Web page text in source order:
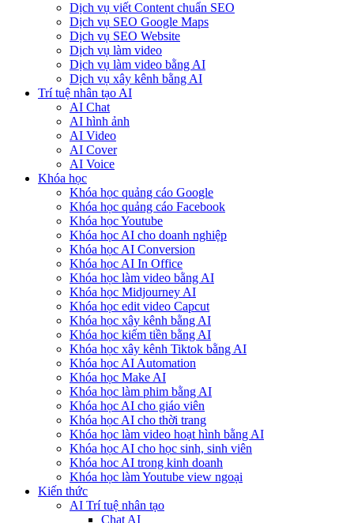
Dịch vụ viết Content chuẩn SEO
Dịch vụ SEO Google Maps
Dịch vụ SEO Website
Dịch vụ làm video
Dịch vụ làm video bằng AI
Dịch vụ xây kênh bằng AI
Trí tuệ nhân tạo AI
AI Chat
AI hình ảnh
AI Video
AI Cover
AI Voice
Khóa học
Khóa học quảng cáo Google
Khóa học quảng cáo Facebook
Khóa học Youtube
Khóa học AI cho doanh nghiệp
Khóa học AI Conversion
Khóa học AI In Office
Khóa học làm video bằng AI
Khóa học Midjourney AI
Khóa học edit video Capcut
Khóa học xây kênh bằng AI
Khóa học kiếm tiền bằng AI
Khóa học xây kênh Tiktok bằng AI
Khóa học AI Automation
Khóa học Make AI
Khóa học làm phim bằng AI
Khóa học AI cho giáo viên
Khóa học AI cho thời trang
Khóa học làm video hoạt hình bằng AI
Khóa học AI cho học sinh, sinh viên
Khóa hoc AI trong kinh doanh
Khóa học làm Youtube view ngoại
Kiến thức
AI Trí tuệ nhân tạo
Chat AI